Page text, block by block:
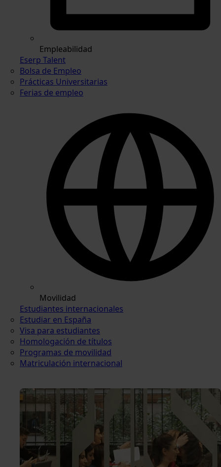
Empleabilidad
Eserp Talent
Bolsa de Empleo
Prácticas Universitarias
Ferias de empleo
Movilidad
Estudiantes internacionales
Estudiar en España
Visa para estudiantes
Homologación de títulos
Programas de movilidad
Matriculación internacional